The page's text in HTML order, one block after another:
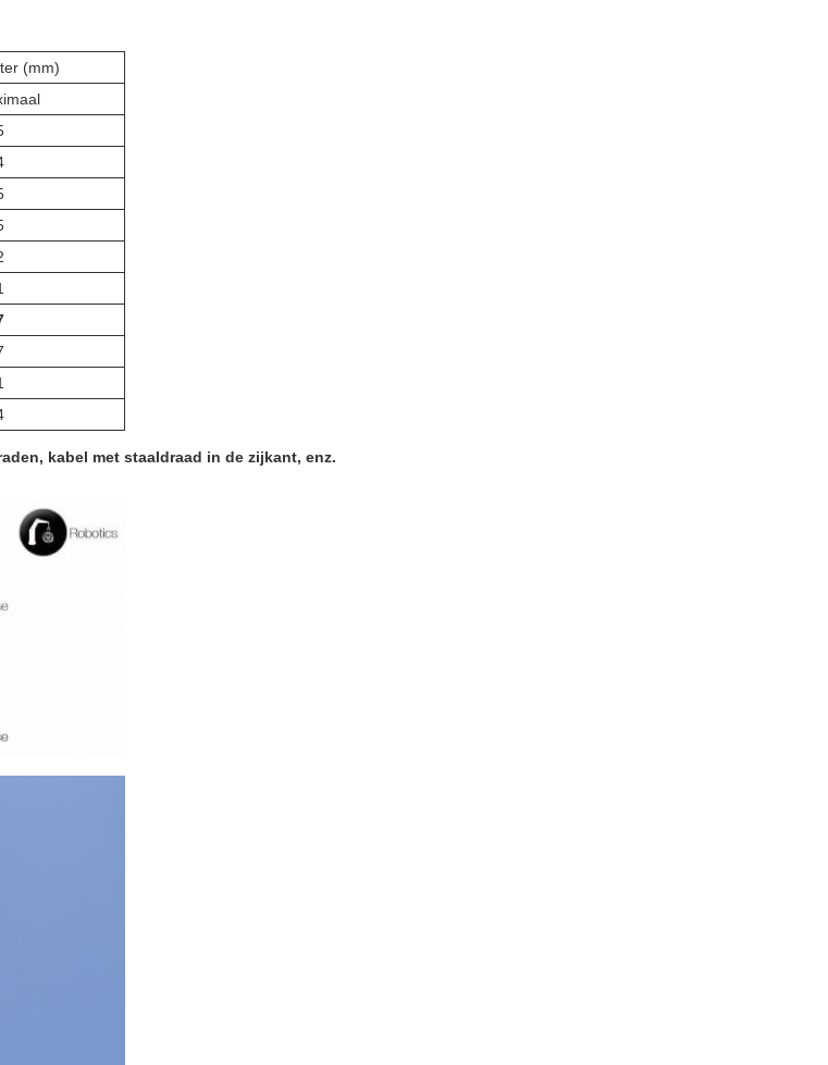
(mm)
kabel met staaldraad in de zijkant, enz.